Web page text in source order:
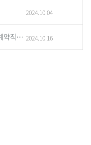
2024.10.04
제2024-006호 사회복지사(계약직_출산 전후 휴가 및 육아휴직 대체인력) 면접전형(최종) 합격자 공고 2024.10.16